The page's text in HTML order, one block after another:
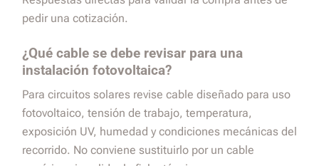
pedir una cotización.
¿Qué cable se debe revisar para una
instalación fotovoltaica?
Para circuitos solares revise cable diseñado para uso
fotovoltaico, tensión de trabajo, temperatura,
exposición UV, humedad y condiciones mecánicas del
recorrido. No conviene sustituirlo por un cable